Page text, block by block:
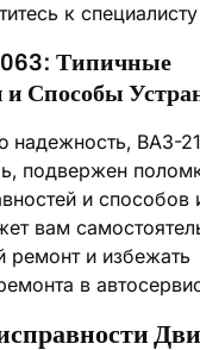
к
Типичные
и Способы
ВАЗ-
подвержен
и способов
вам
ремонт и избежать
в